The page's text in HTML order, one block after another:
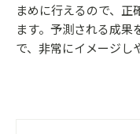
まめに行えるので、
ます。予測される成果
で、非常にイメージし